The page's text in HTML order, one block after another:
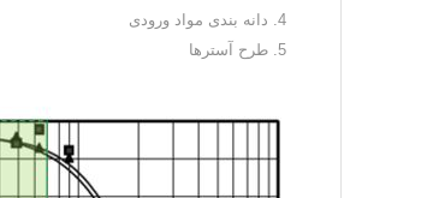
دانه بندی مواد ورودی
طرح آسترها